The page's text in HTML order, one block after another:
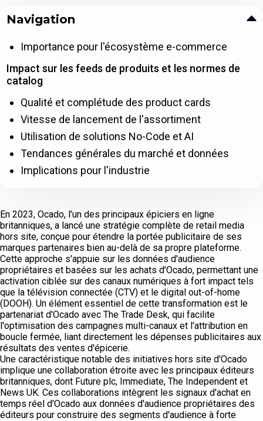
En 2023, Ocado, l'un des principaux épiciers en ligne
britanniques, a lancé une stratégie complète de retail media
hors site, conçue pour étendre la portée publicitaire de ses
marques partenaires bien au-delà de sa propre plateforme.
Cette approche s'appuie sur les données d'audience
propriétaires et basées sur les achats d'Ocado, permettant une
activation ciblée sur des canaux numériques à fort impact tels
que la télévision connectée (CTV) et le digital out-of-home
(DOOH). Un élément essentiel de cette transformation est le
partenariat d'Ocado avec The Trade Desk, qui facilite
l'optimisation des campagnes multi-canaux et l'attribution en
boucle fermée, liant directement les dépenses publicitaires aux
résultats des ventes d'épicerie.
Une caractéristique notable des initiatives hors site d'Ocado
implique une collaboration étroite avec les principaux éditeurs
britanniques, dont Future plc, Immediate, The Independent et
News UK. Ces collaborations intègrent les signaux d'achat en
temps réel d'Ocado aux données d'audience propriétaires des
éditeurs pour construire des segments d'audience à forte
Navigation
Importance pour l'écosystème e-commerce
Impact sur les feeds de produits et les normes de
catalog
Qualité et complétude des product cards
Vitesse de lancement de l'assortiment
Utilisation de solutions No-Code et AI
Tendances générales du marché et données
Implications pour l'industrie